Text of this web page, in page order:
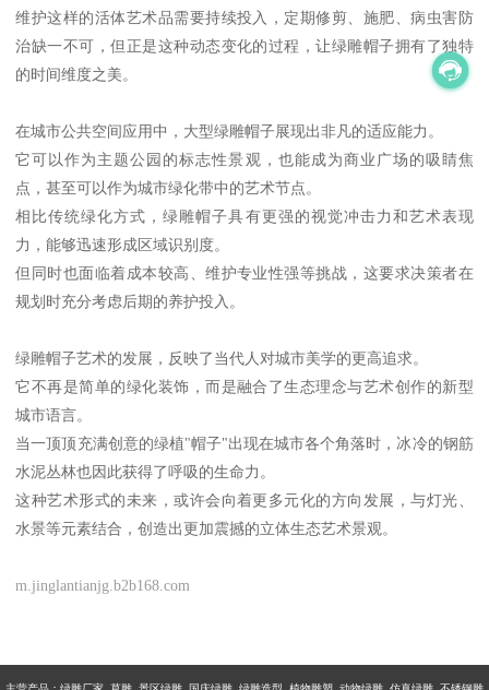
维护这样的活体艺术品需要持续投入，定期修剪、施肥、病虫害防
治缺一不可，但正是这种动态变化的过程，让绿雕帽子拥有了独特
的时间维度之美。
在城市公共空间应用中，大型绿雕帽子展现出非凡的适应能力。
它可以作为主题公园的标志性景观，也能成为商业广场的吸睛焦
点，甚至可以作为城市绿化带中的艺术节点。
相比传统绿化方式，绿雕帽子具有更强的视觉冲击力和艺术表现
力，能够迅速形成区域识别度。
但同时也面临着成本较高、维护专业性强等挑战，这要求决策者在
规划时充分考虑后期的养护投入。
绿雕帽子艺术的发展，反映了当代人对城市美学的更高追求。
它不再是简单的绿化装饰，而是融合了生态理念与艺术创作的新型
城市语言。
当一顶顶充满创意的绿植"帽子"出现在城市各个角落时，冰冷的钢筋
水泥丛林也因此获得了呼吸的生命力。
这种艺术形式的未来，或许会向着更多元化的方向发展，与灯光、
水景等元素结合，创造出更加震撼的立体生态艺术景观。
m.jinglantianjg.b2b168.com